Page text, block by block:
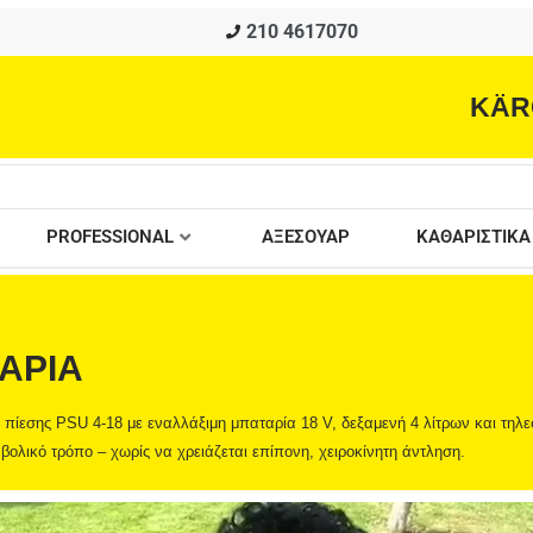
210 4617070
PROFESSIONAL ΑΞΕΣΟΥΑΡ ΚΑΘΑΡΙΣΤΙΚΑ
PSU 4-18 με εναλλάξιμη μπαταρία 18 V, δεξαμενή 4 λίτρων και
τρόπο – χωρίς να χρειάζεται επίπονη, χειροκίνητη άντληση.